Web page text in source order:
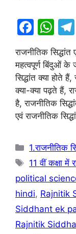
F
a
c
e
b
o
o
k
W
h
at
s
A
p
p
राजनीतिक
महत्वपूर्ण बिंदुओं
सिद्धांत क्या होते
क्या-क्या पढ़ते हैं,
है, राजनीतिक
एवं राजनीतिक
Categories
1.राजनीतिक
Tags
11 वीं कक्षा में
political
hindi, Rajnitik
Siddhant ek
Rajnitik